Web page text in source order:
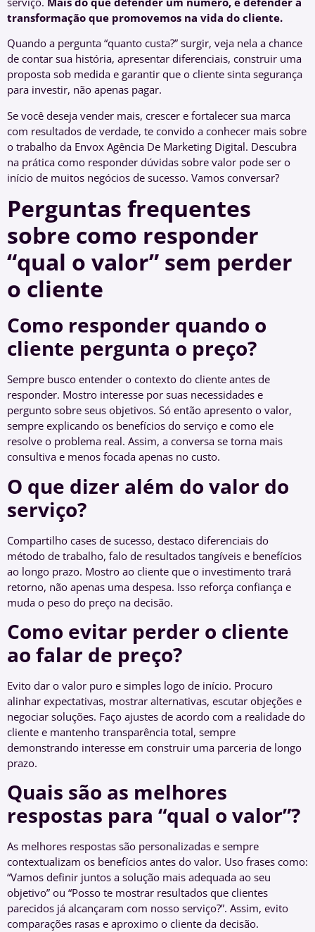
transformação que promovemos na vida do cliente.
Quando a pergunta “quanto custa?” surgir, veja nela a chance
de contar sua história, apresentar diferenciais, construir uma
proposta sob medida e garantir que o cliente sinta segurança
para investir, não apenas pagar.
Se você deseja vender mais, crescer e fortalecer sua marca
com resultados de verdade, te convido a conhecer mais sobre
o trabalho da Envox Agência De Marketing Digital. Descubra
na prática como responder dúvidas sobre valor pode ser o
início de muitos negócios de sucesso. Vamos conversar?
Perguntas frequentes
sobre como responder
“qual o valor” sem perder
o cliente
Como responder quando o
cliente pergunta o preço?
Sempre busco entender o contexto do cliente antes de
responder. Mostro interesse por suas necessidades e
pergunto sobre seus objetivos. Só então apresento o valor,
sempre explicando os benefícios do serviço e como ele
resolve o problema real. Assim, a conversa se torna mais
consultiva e menos focada apenas no custo.
O que dizer além do valor do
serviço?
Compartilho cases de sucesso, destaco diferenciais do
método de trabalho, falo de resultados tangíveis e benefícios
ao longo prazo. Mostro ao cliente que o investimento trará
retorno, não apenas uma despesa. Isso reforça confiança e
muda o peso do preço na decisão.
Como evitar perder o cliente
ao falar de preço?
Evito dar o valor puro e simples logo de início. Procuro
alinhar expectativas, mostrar alternativas, escutar objeções e
negociar soluções. Faço ajustes de acordo com a realidade do
cliente e mantenho transparência total, sempre
demonstrando interesse em construir uma parceria de longo
prazo.
Quais são as melhores
respostas para “qual o valor”?
As melhores respostas são personalizadas e sempre
contextualizam os benefícios antes do valor. Uso frases como:
“Vamos definir juntos a solução mais adequada ao seu
objetivo” ou “Posso te mostrar resultados que clientes
parecidos já alcançaram com nosso serviço?”. Assim, evito
comparações rasas e aproximo o cliente da decisão.